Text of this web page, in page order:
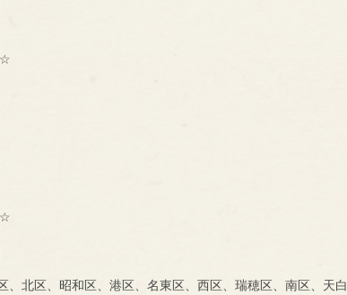
組織【ＢＮＩ】
声お掛け下さい。
集中です！！！
北区、昭和区、港区、名東区、西区、瑞穂区、南区、天白